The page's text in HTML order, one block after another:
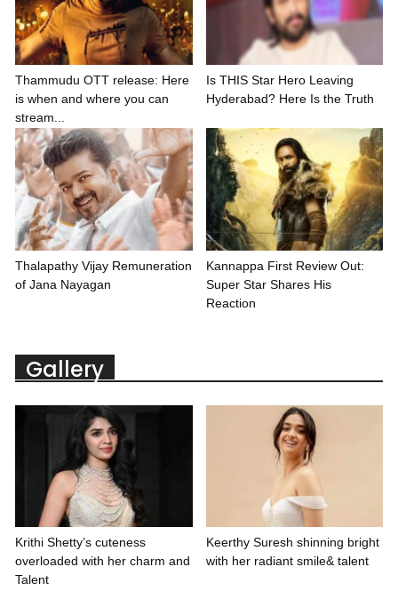
Thammudu OTT release: Here
is when and where you can
stream...
Is THIS Star Hero Leaving
Hyderabad? Here Is the Truth
Thalapathy Vijay Remuneration
of Jana Nayagan
Kannappa First Review Out:
Super Star Shares His
Reaction
Gallery
Krithi Shetty’s cuteness
overloaded with her charm and
Talent
Keerthy Suresh shinning bright
with her radiant smile& talent